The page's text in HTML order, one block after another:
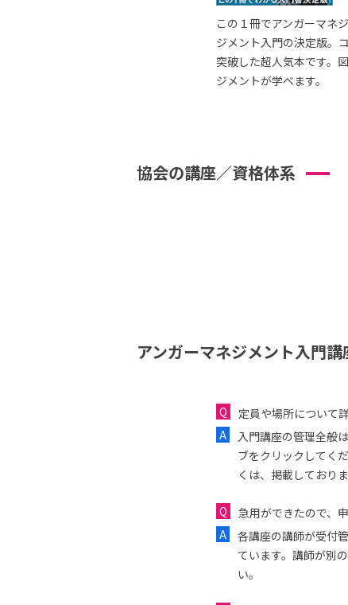
この１冊でアンガーマネ
ジメント入門の決定版。
突破した超人気本です。
ジメントが学べます。
協会の講座／資格体系
アンガーマネジメント入門
定員や場所について
入門講座の管理全般
ブをクリックしてく
くは、掲載しており
急用ができたので、
各講座の講師が受付
ています。講師が別
い。